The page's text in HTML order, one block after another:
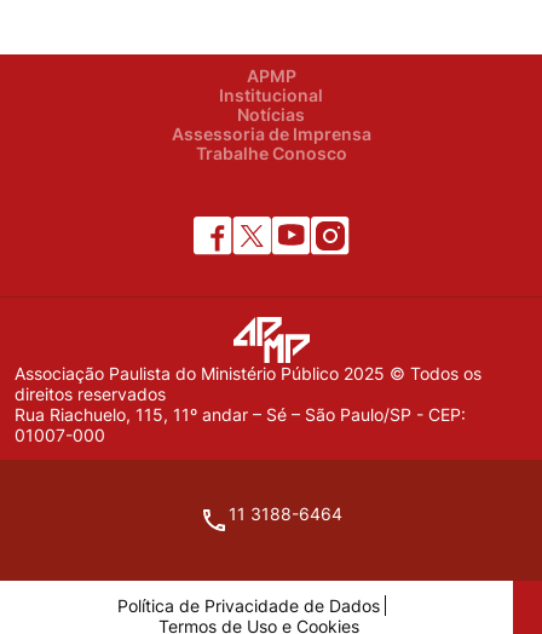
APMP
Institucional
Notícias
Assessoria de Imprensa
Trabalhe Conosco
Associação Paulista do Ministério Público 2025 © Todos os
direitos reservados
Rua Riachuelo, 115, 11º andar – Sé – São Paulo/SP - CEP:
01007-000
11 3188-6464
Política de Privacidade de Dados
Termos de Uso e Cookies